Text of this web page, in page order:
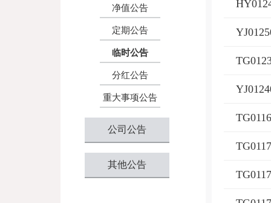
净值公告
定期公告
临时公告
分红公告
重大事项公告
公司公告
其他公告